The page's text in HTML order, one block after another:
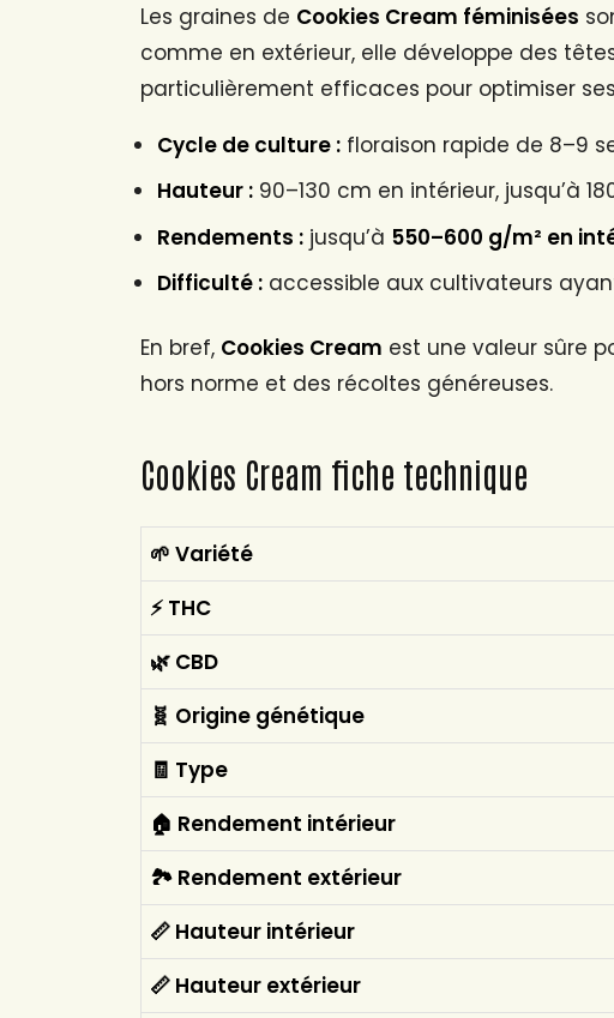
Les graines de Cookies Cream féminisées
comme en extérieur, elle développe des
particulièrement efficaces pour optimiser
Cycle de culture : floraison rapide de 8–9
Hauteur : 90–130 cm en intérieur, jusqu’à
Rendements : jusqu’à 550–600 g/m² en
Difficulté : accessible aux cultivateurs
En bref, Cookies Cream est une valeur sûre
hors norme et des récoltes généreuses.
Cookies Cream fiche technique
🌱 Variété
⚡ THC
🌿 CBD
🧬 Origine génétique
🧾 Type
🏠 Rendement intérieur
🏞️ Rendement extérieur
📏 Hauteur intérieur
📏 Hauteur extérieur